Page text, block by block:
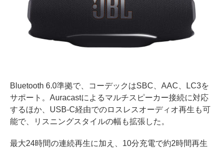
Bluetooth 6.0準拠で、コーデックはSBC、AAC、LC3を
サポート。Auracastによるマルチスピーカー接続に対応
するほか、USB-C経由でのロスレスオーディオ再生も可
能で、リスニングスタイルの幅も拡張した。
最大24時間の連続再生に加え、10分充電で約2時間再生